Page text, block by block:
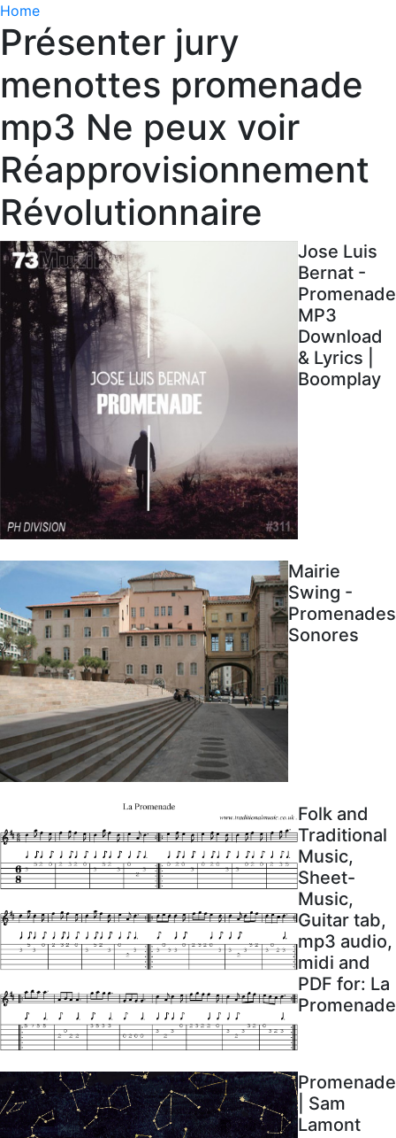
Home
Présenter jury
menottes promenade
mp3 Ne peux voir
Réapprovisionnement
Révolutionnaire
Jose Luis
Bernat -
Promenade
MP3
Download
& Lyrics |
Boomplay
Mairie
Swing -
Promenades
Sonores
Folk and
Traditional
Music,
Sheet-
Music,
Guitar tab,
mp3 audio,
midi and
PDF for: La
Promenade
Promenade
| Sam
Lamont